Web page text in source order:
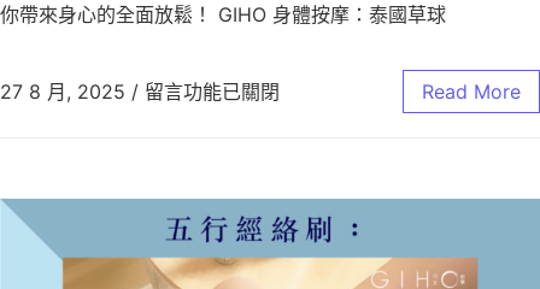
你帶來身心的全面放鬆！ GIHO 身體按摩：泰國草球
27 8 月, 2025 / 留言功能已關閉 Read More